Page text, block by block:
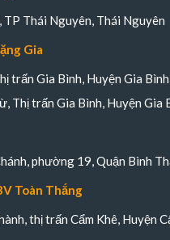
TP Thái Nguyên, Thái Nguyên
Gia
trấn Gia Bình, Huyện Gia
Thị trấn Gia Bình, Huyện Gia
phường 19, Quận Bình
Toàn Thắng
thị trấn Cẩm Khê, Huyện